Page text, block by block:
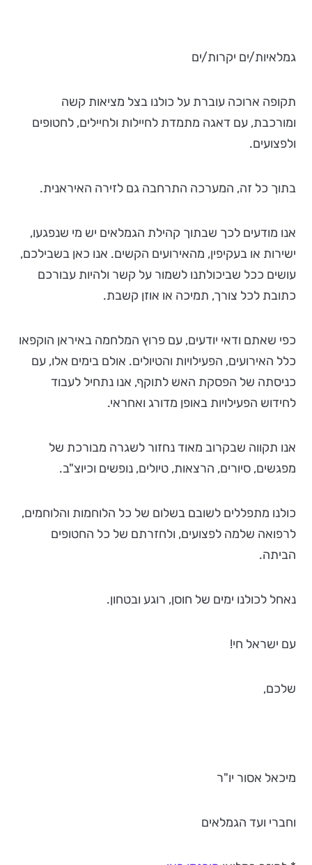
גמלאיות/ים יקרות/ים
תקופה ארוכה עוברת על כולנו בצל מציאות קשה
ומורכבת, עם דאגה מתמדת לחיילות ולחיילים, לחטופים
ולפצועים.
בתוך כל זה, המערכה התרחבה גם לזירה האיראנית.
אנו מודעים לכך שבתוך קהילת הגמלאים יש מי שנפגעו,
ישירות או בעקיפין, מהאירועים הקשים. אנו כאן בשבילכם,
עושים ככל שביכולתנו לשמור על קשר ולהיות עבורכם
כתובת לכל צורך, תמיכה או אוזן קשבת.
כפי שאתם ודאי יודעים, עם פרוץ המלחמה באיראן הוקפאו
כלל האירועים, הפעילויות והטיולים. אולם בימים אלו, עם
כניסתה של הפסקת האש לתוקף, אנו נתחיל לעבוד
לחידוש הפעילויות באופן מדורג ואחראי.
אנו תקווה שבקרוב מאוד נחזור לשגרה מבורכת של
מפגשים, סיורים, הרצאות, טיולים, נופשים וכיוצ"ב.
כולנו מתפללים לשובם בשלום של כל הלוחמות והלוחמים,
לרפואה שלמה לפצועים, ולחזרתם של כל החטופים
הביתה.
נאחל לכולנו ימים של חוסן, רוגע ובטחון.
עם ישראל חי!
שלכם,
מיכאל אסור יו"ר
וחברי ועד הגמלאים